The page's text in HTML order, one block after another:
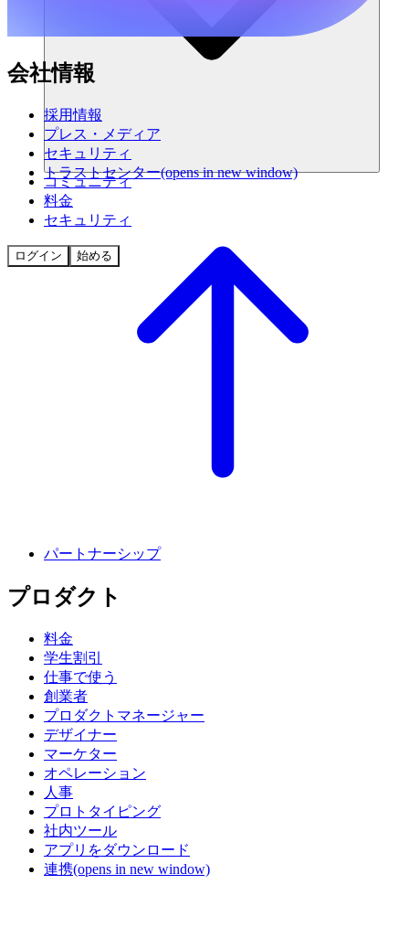
コミュニティ
料金
セキュリティ
ログイン 始める
会社情報
採用情報
プレス・メディア
セキュリティ
トラストセンター(opens in new window)
パートナーシップ
プロダクト
料金
学生割引
仕事で使う
創業者
プロダクトマネージャー
デザイナー
マーケター
オペレーション
人事
プロトタイピング
社内ツール
アプリをダウンロード
連携(opens in new window)